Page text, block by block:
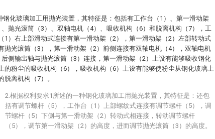
钢化玻璃加工用抛光装置，其特征是：包括有工作台（1）、第一滑动架
、抛光滚筒（3）、双轴电机（4）、吸收机构（6）和脱离机构（7），工
1）右上部滑动式连接有第一滑动架（2），第一滑动架（2）左部转动式
抛光滚筒（3），第一滑动架（2）前侧连接有双轴电机（4），双轴电机
后侧输出轴与抛光滚筒（3）连接，第一滑动架（2）上设有能够吸收钢化
的粉尘的吸收机构（6），吸收机构（6）上设有能够使粉尘从钢化玻璃上
脱离机构（7）。
2.根据权利要求1所述的一种钢化玻璃加工用抛光装置，其特征是：还包
括有调节螺杆（5），工作台（1）上部螺纹式连接有调节螺杆（5），调
节螺杆（5）下侧与第一滑动架（2）转动式相连接，转动调节螺杆
（5），调节第一滑动架（2）的高度，进而调节抛光滚筒（3）的高度。